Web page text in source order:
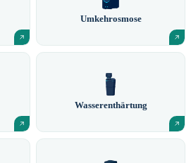
Umkehrosmose
Wasserenthärtung